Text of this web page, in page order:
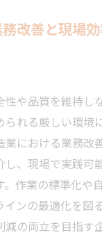
改善と現場
性や品質を維持し
られる厳しい環境
業における業務改
し、現場で実践可
。作業の標準化や
ンの最適化を図
減の両立を目指す